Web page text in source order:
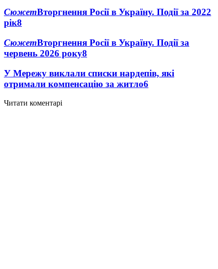
СюжетВторгнення Росії в Україну. Події за 2022
рік8
СюжетВторгнення Росії в Україну. Події за
червень 2026 року8
У Мережу виклали списки нардепів, які
отримали компенсацію за житло6
Читати коментарі